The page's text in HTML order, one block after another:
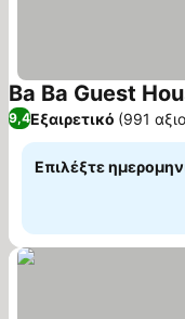
Ba Ba Guest
9,4Εξαιρετικό (991
Επιλέξτε